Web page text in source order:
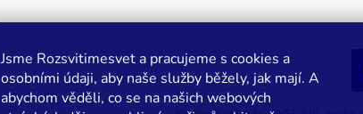
Jsme Rozsvitimesvet a pracujeme s cookies a
osobními údaji, aby naše služby běžely, jak mají. A
abychom věděli, co se na našich webových